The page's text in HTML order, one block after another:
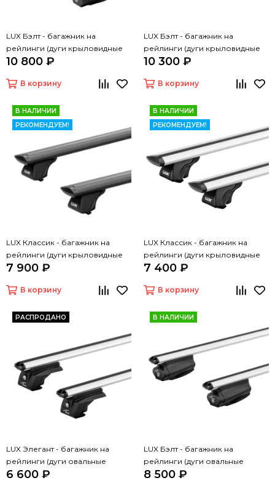
LUX Бэлт - багажник на
рейлинги (дуги крыловидные
черные, 1,3м)
10 800 ₽
В корзину
LUX Бэлт - багажник на
рейлинги (дуги крыловидные
серые, 1,3м)
10 300 ₽
В корзину
В НАЛИЧИИ
РЕКОМЕНДУЕМ!
LUX Классик - багажник на
рейлинги (дуги крыловидные
черные, 1,3м)
7 900 ₽
В корзину
В НАЛИЧИИ
РЕКОМЕНДУЕМ!
LUX Классик - багажник на
рейлинги (дуги крыловидные
серые, 1,3м)
7 400 ₽
В корзину
РАСПРОДАНО
LUX Элегант - багажник на
рейлинги (дуги овальные
серые, 1,3м)
6 600 ₽
В НАЛИЧИИ
LUX Бэлт - багажник на
рейлинги (дуги овальные
серые, 1,3м)
8 500 ₽